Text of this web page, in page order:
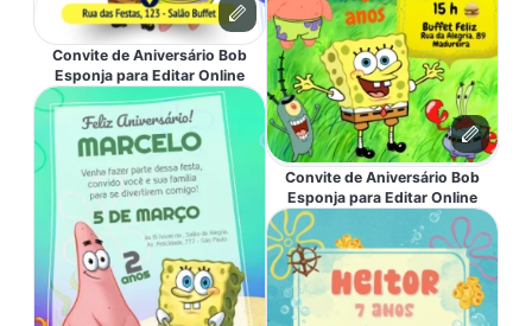
Convite de Aniversário Bob
Esponja para Editar Online
Convite de Aniversário Bob
Esponja para Editar Online